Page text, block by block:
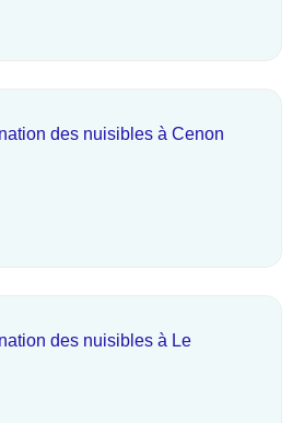
des nuisibles à Cenon
des nuisibles à Le